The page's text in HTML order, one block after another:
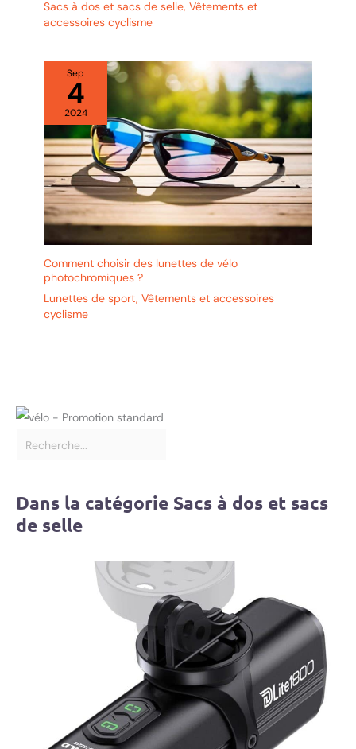
Sacs à dos et sacs de selle, Vêtements et
accessoires cyclisme
Sep
4
2024
Comment choisir des lunettes de vélo
photochromiques ?
Lunettes de sport, Vêtements et accessoires
cyclisme
Dans la catégorie Sacs à dos et sacs
de selle